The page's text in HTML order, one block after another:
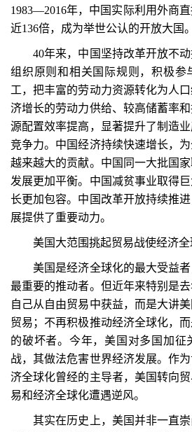
1983—2016年，中国实际利用外商
近136倍，成为举世公认的开放大国。
40年来，中国坚持改革开放不动
组织原则和相关国际规则，积极参
工，把丰富的劳动力资源转化为人
济增长的劳动力供给、较高储蓄率
源配置效率提高，显著提升了制造
竞争力。中国经济持续快速增长，
越来越大的贡献。中国同一大批国
发展更加平衡。中国减贫事业取得
长更加包容。中国改革开放持续推
展提供了重要动力。
美国大范围挑起贸易战使经济全
美国是经济全球化的最大受益者
最重要的推动者。但近年来特别是
自己从自由贸易中获益，而是大讲
贸易；不再积极推动经济全球化，
的破坏者。今年，美国对多国加征
战，其做法危害世界经济发展。作
济全球化曾经的主导者，美国转向
易和经济全球化遭遇逆风。
其实在历史上，美国并非一直崇